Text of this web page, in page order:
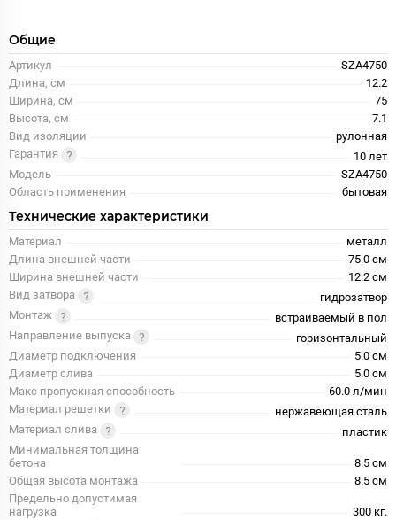
Общие
Артикул
SZA4750
Длина, см
12.2
Ширина, см
75
Высота, см
7.1
Вид изоляции
рулонная
Гарантия
10 лет
Модель
SZA4750
Область применения
бытовая
Технические характеристики
Материал
металл
Длина внешней части
75.0 см
Ширина внешней части
12.2 см
Вид затвора
гидрозатвор
Монтаж
встраиваемый в пол
Направление выпуска
горизонтальный
Диаметр подключения
5.0 см
Диаметр слива
5.0 см
Макс пропускная способность
60.0 л/мин
Материал решетки
нержавеющая сталь
Материал слива
пластик
Минимальная толщина
бетона
8.5 см
Общая высота монтажа
8.5 см
Предельно допустимая
нагрузка
300 кг.